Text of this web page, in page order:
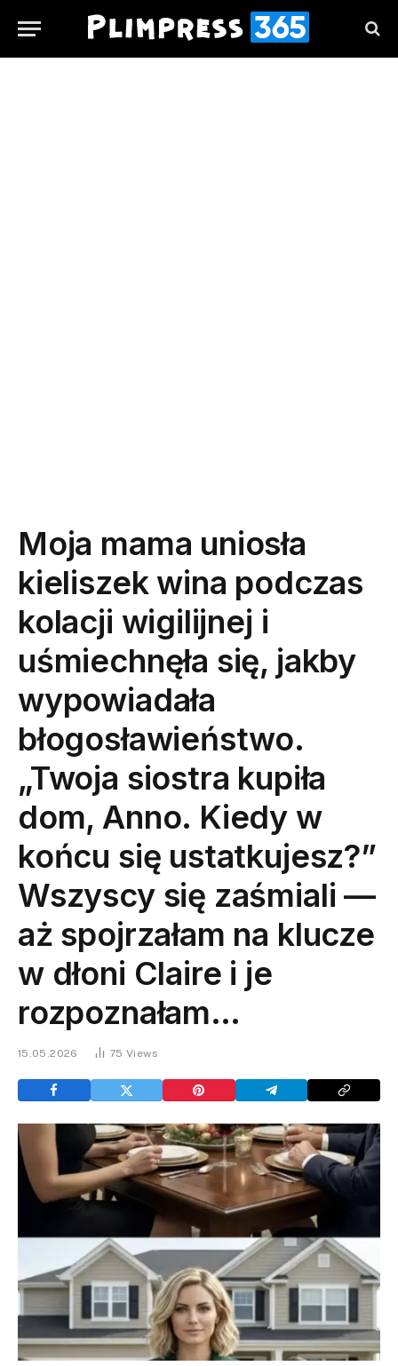
Moja mama uniosła
kieliszek wina podczas
kolacji wigilijnej i
uśmiechnęła się, jakby
wypowiadała
błogosławieństwo.
„Twoja siostra kupiła
dom, Anno. Kiedy w
końcu się ustatkujesz?”
Wszyscy się zaśmiali —
aż spojrzałam na klucze
w dłoni Claire i je
rozpoznałam…
15.05.2026 75Views